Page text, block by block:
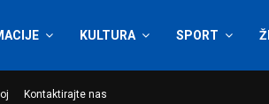
KULTURA SPORT
Kontaktirajte nas